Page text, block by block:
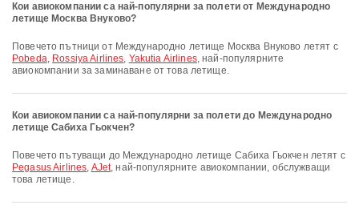
Кои авиокомпании са най-популярни за полети от Международно
летище Москва Внуково?
Повечето пътници от Международно летище Москва Внуково летят с
Pobeda, Rossiya Airlines, Yakutia Airlines, най-популярните
авиокомпании за заминаване от това летище.
Кои авиокомпании са най-популярни за полети до Международно
летище Сабиха Гьокчен?
Повечето пътуващи до Международно летище Сабиха Гьокчен летят с
Pegasus Airlines, AJet, най-популярните авиокомпании, обслужващи
това летище.